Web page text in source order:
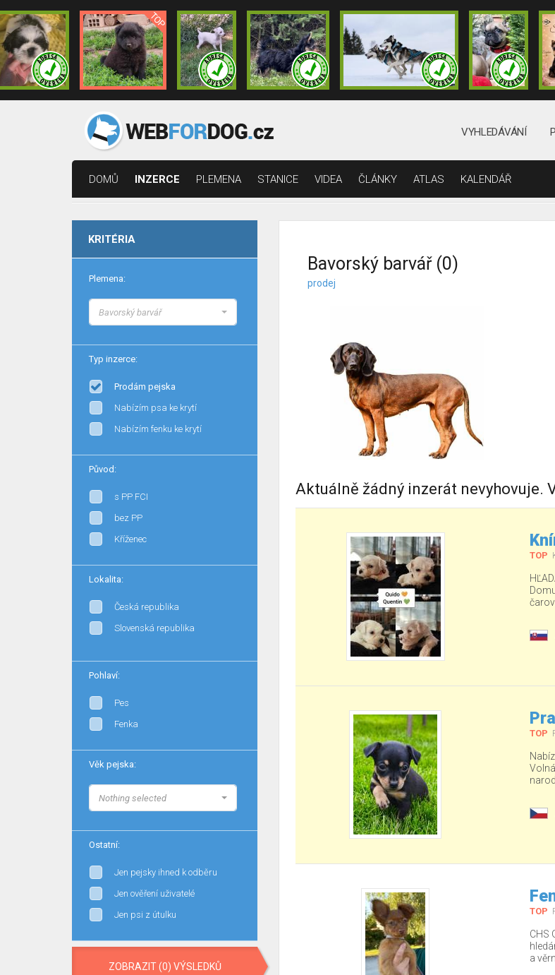
VYHLEDÁVÁNÍ
DOMŮ INZERCE PLEMENA STANICE VIDEA ČLÁNKY ATLAS KALENDÁŘ
KRITÉRIA
Plemena:
Bavorský barvář
Typ inzerce:
Prodám pejska
Nabízím psa ke krytí
Nabízím fenku ke krytí
Původ:
s PP FCI
bez PP
Kříženec
Lokalita:
Česká republika
Slovenská republika
Pohlaví:
Pes
Fenka
Věk pejska:
Nothing selected
Ostatní:
Jen pejsky ihned k odběru
Jen ověření uživatelé
Jen psi z útulku
ZOBRAZIT (0) VÝSLEDKŮ
Bavorský barvář (0)
prodej
Aktuálně žádný inzerát nevyhovuje.
TOP
TOP
TOP
CHS
a